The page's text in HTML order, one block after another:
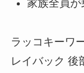
家族全員
ラッコキーワ
レイバック 後